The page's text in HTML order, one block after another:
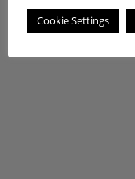
Cookie Settings